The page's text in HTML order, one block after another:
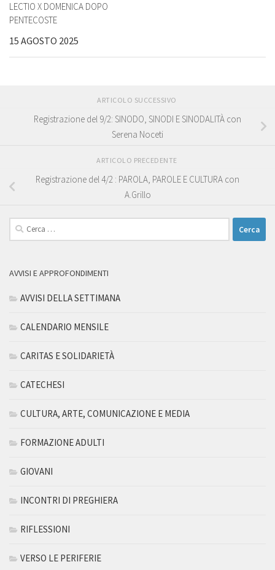
LECTIO X DOMENICA DOPO
PENTECOSTE
15 AGOSTO 2025
ARTICOLO SUCCESSIVO
Registrazione del 9/2: SINODO, SINODI E SINODALITÀ con
Serena Noceti
ARTICOLO PRECEDENTE
Registrazione del 4/2 : PAROLA, PAROLE E CULTURA con
A.Grillo
Ricerca
per:
AVVISI E APPROFONDIMENTI
AVVISI DELLA SETTIMANA
CALENDARIO MENSILE
CARITAS E SOLIDARIETÀ
CATECHESI
CULTURA, ARTE, COMUNICAZIONE E MEDIA
FORMAZIONE ADULTI
GIOVANI
INCONTRI DI PREGHIERA
RIFLESSIONI
VERSO LE PERIFERIE